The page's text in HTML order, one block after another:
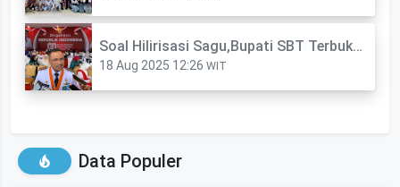
Soal Hilirisasi Sagu,Bupati SBT Terbuka Terima Kritikan Asal Pakai Data
18 Aug 2025 12:26 WIT
Data Populer